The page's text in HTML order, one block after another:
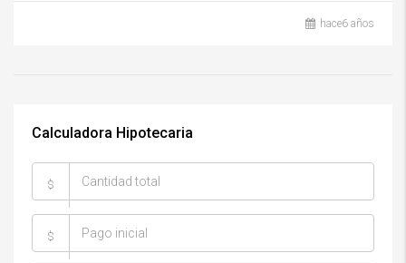
hace6 años
Calculadora Hipotecaria
$
$